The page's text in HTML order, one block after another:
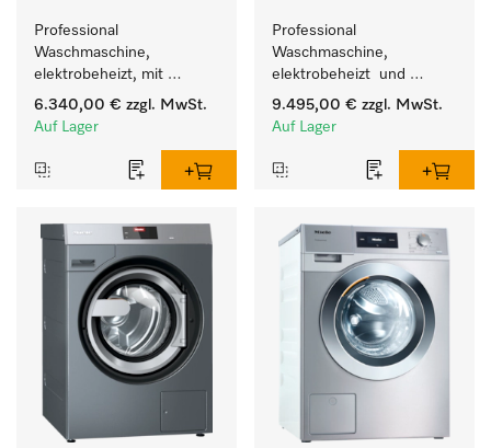
Professional
Waschmaschine,
elektrobeheizt, mit
Ablaufpumpe  und
Waschmitteleinspülkasten,
programmierbar.
6.340,00 € zzgl. MwSt.
Auf Lager
Professional
Waschmaschine,
elektrobeheizt  und
Waschmitteleinspülkasten,
M Touch Pro.
9.495,00 € zzgl. MwSt.
Auf Lager